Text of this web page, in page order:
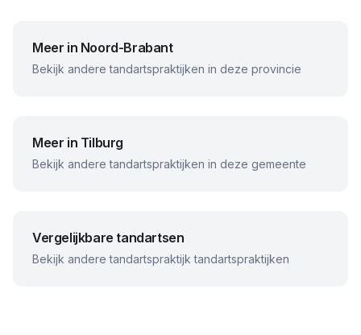
Meer in Noord-Brabant
Bekijk andere tandartspraktijken in deze provincie
Meer in Tilburg
Bekijk andere tandartspraktijken in deze gemeente
Vergelijkbare tandartsen
Bekijk anderetandartspraktijk tandartspraktijken